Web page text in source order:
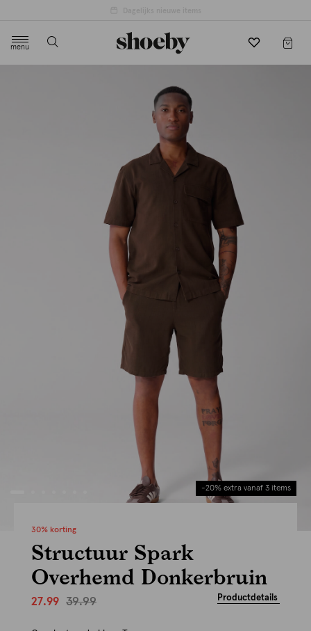
menu
-20% extra vanaf 3 items
30% korting
Structuur Spark
Overhemd Donkerbruin
27.99 39.99 Productdetails